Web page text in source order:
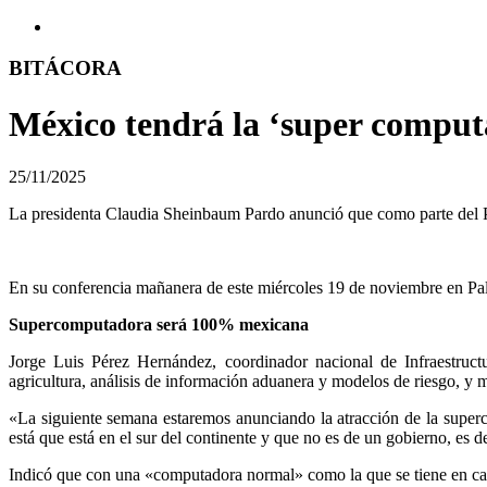
BITÁCORA
México tendrá la ‘super
25/11/2025
La presidenta Claudia Sheinbaum Pardo anunció que como parte
En su conferencia mañanera de este miércoles 19 de noviembre en
Supercomputadora será 100% mexicana
Jorge Luis Pérez Hernández, coordinador nacional de
agricultura, análisis de información aduanera y modelos de riesgo, y
«La siguiente semana estaremos anunciando la atracción de la
está que está en el sur del continente y que no es de un gobierno, es
Indicó que con una «computadora normal» como la que se tiene en